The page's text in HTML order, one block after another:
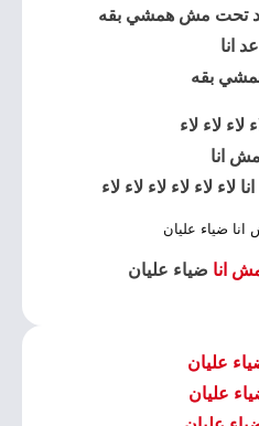
تحت مش همشي بقه
انا
بقه
لاء لاء لاء
انا
لاء لاء لاء لاء لاء
ضياء عليان
انا ضياء عليان
عليان
عليان